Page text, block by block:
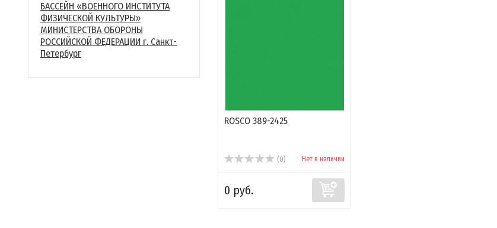
БАССЕЙН «ВОЕННОГО ИНСТИТУТА
ФИЗИЧЕСКОЙ КУЛЬТУРЫ»
МИНИСТЕРСТВА ОБОРОНЫ
РОССИЙСКОЙ ФЕДЕРАЦИИ г. Санкт-
Петербург
ROSCO 389-2425
(0) Нет в наличии
0 руб.